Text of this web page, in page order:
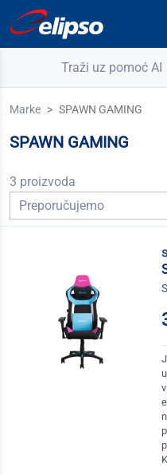
Traži uz pomoć AI
Marke SPAWN GAMING
SPAWN GAMING
3 proizvoda